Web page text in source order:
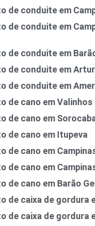
de conduite em
de conduite em
de conduite em
de conduite em
de conduite em
de cano em Valinhos
de cano em
de cano em Itupeva
de cano em
de cano em
de cano em Barão
de caixa de gordura
de caixa de gordura